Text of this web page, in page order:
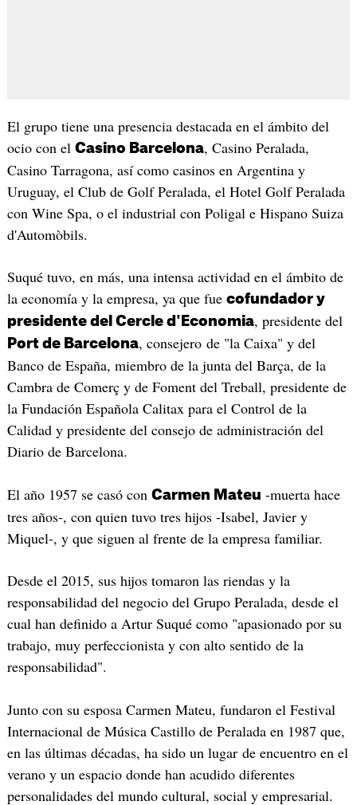
El grupo tiene una presencia destacada en el ámbito del
ocio con el Casino Barcelona, Casino Peralada,
Casino Tarragona, así como casinos en Argentina y
Uruguay, el Club de Golf Peralada, el Hotel Golf Peralada
con Wine Spa, o el industrial con Poligal e Hispano Suiza
d'Automòbils.
Suqué tuvo, en más, una intensa actividad en el ámbito de
la economía y la empresa, ya que fue cofundador y
presidente del Cercle d'Economia, presidente del
Port de Barcelona, consejero de "la Caixa" y del
Banco de España, miembro de la junta del Barça, de la
Cambra de Comerç y de Foment del Treball, presidente de
la Fundación Española Calitax para el Control de la
Calidad y presidente del consejo de administración del
Diario de Barcelona.
El año 1957 se casó con Carmen Mateu -muerta hace
tres años-, con quien tuvo tres hijos -Isabel, Javier y
Miquel-, y que siguen al frente de la empresa familiar.
Desde el 2015, sus hijos tomaron las riendas y la
responsabilidad del negocio del Grupo Peralada, desde el
cual han definido a Artur Suqué como "apasionado por su
trabajo, muy perfeccionista y con alto sentido de la
responsabilidad".
Junto con su esposa Carmen Mateu, fundaron el Festival
Internacional de Música Castillo de Peralada en 1987 que,
en las últimas décadas, ha sido un lugar de encuentro en el
verano y un espacio donde han acudido diferentes
personalidades del mundo cultural, social y empresarial.